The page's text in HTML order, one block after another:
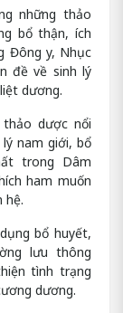
những thảo
bổ thận, ích
Đông y, Nhục
đề về sinh lý
dương.
dược nổi
nam giới, bổ
trong Dâm
ham muốn
hệ.
bổ huyết,
lưu thông
tình trạng
dương.